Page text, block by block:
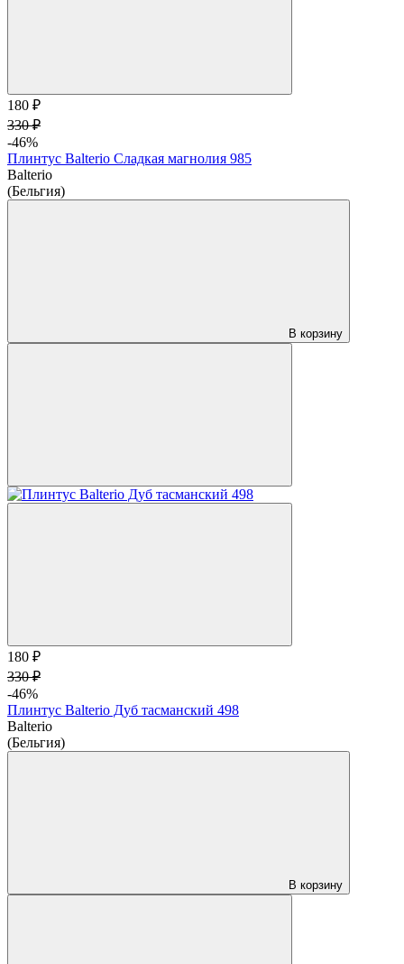
180 ₽
330 ₽
-46%
Плинтус Balterio Сладкая магнолия 985
Balterio
(Бельгия)
В корзину
180 ₽
330 ₽
-46%
Плинтус Balterio Дуб тасманский 498
Balterio
(Бельгия)
В корзину